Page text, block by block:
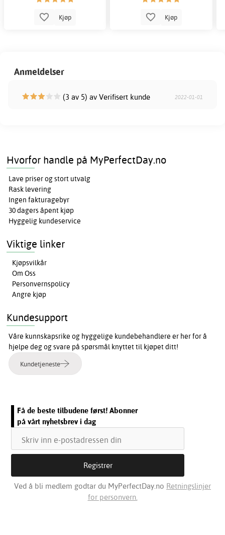
Kjøp Kjøp
Anmeldelser
(3 av 5) av Verifisert kunde 2022-01-01
Hvorfor handle på MyPerfectDay.no
Lave priser og stort utvalg
Rask levering
Ingen fakturagebyr
30 dagers åpent kjøp
Hyggelig kundeservice
Viktige linker
Kjøpsvilkår
Om Oss
Personvernspolicy
Angre kjøp
Kundesupport
Våre kunnskapsrike og hyggelige kundebehandlere er her for å
hjelpe deg og svare på spørsmål knyttet til kjøpet ditt!
Kundetjeneste
Få de beste tilbudene først! Abonner
på vårt nyhetsbrev i dag
Ved å bli medlem godtar du MyPerfectDay.no Retningslinjer
for personvern.